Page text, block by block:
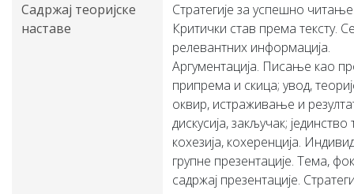
Садржај теоријске
наставе
Стратегије за успешно читање
Критички став према тексту.
релевантних информација.
Аргументација. Писање као
припрема и скица; увод,
оквир, истраживање и
дискусија, закључак; јединство
кохезија, кохеренција.
групне презентације. Тема,
садржај презентације.